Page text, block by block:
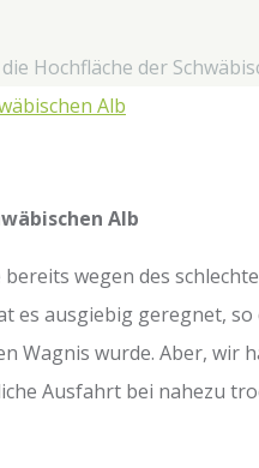
Hochfläche der
Alb
wegen des
es ausgiebig geregnet,
Wagnis wurde. Aber, wir
Ausfahrt bei nahezu